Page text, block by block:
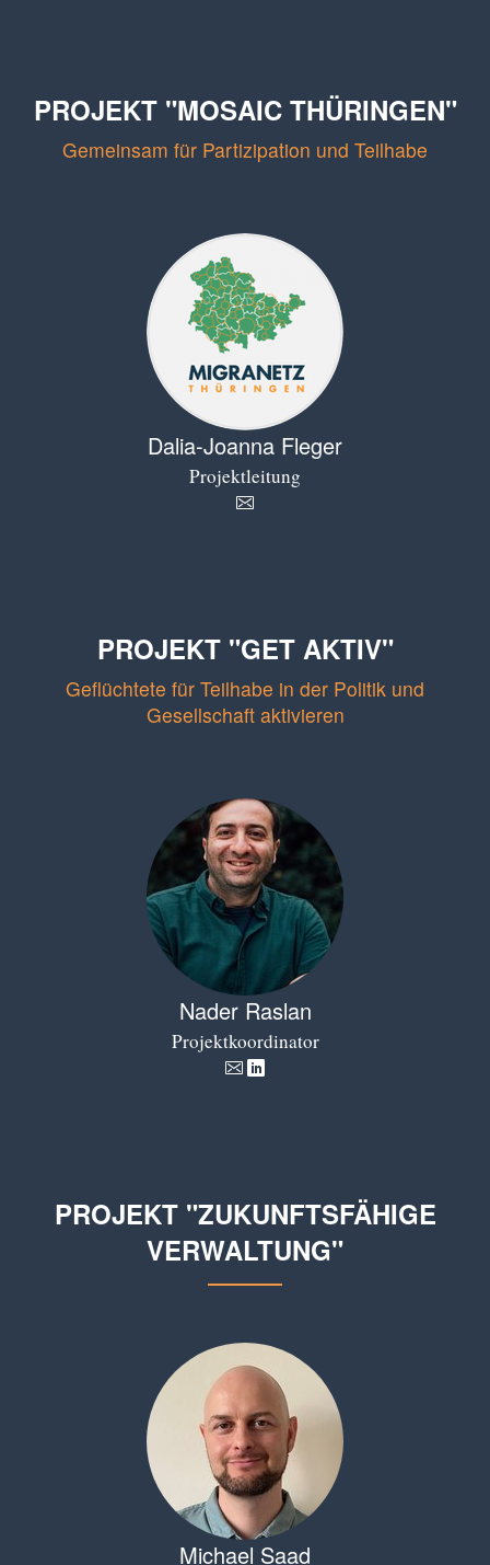
PROJEKT "MOSAIC THÜRINGEN"
Gemeinsam für Partizipation und Teilhabe
Dalia-Joanna Fleger
Projektleitung
PROJEKT "GET AKTIV"
Geflüchtete für Teilhabe in der Politik und
Gesellschaft aktivieren
Nader Raslan
Projektkoordinator
PROJEKT "ZUKUNFTSFÄHIGE
VERWALTUNG"
Michael Saad